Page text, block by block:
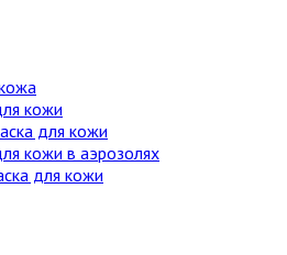
кожи
для кожи
кожи в аэрозолях
для кожи